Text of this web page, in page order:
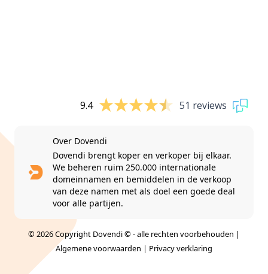
9.4 51 reviews
Over Dovendi
Dovendi brengt koper en verkoper bij elkaar.
We beheren ruim 250.000 internationale
domeinnamen en bemiddelen in de verkoop
van deze namen met als doel een goede deal
voor alle partijen.
© 2026 Copyright Dovendi © - alle rechten voorbehouden |
Algemene voorwaarden | Privacy verklaring